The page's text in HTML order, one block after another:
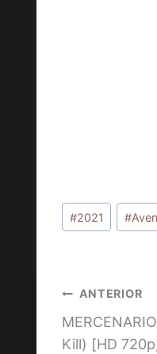
Etiquetas
de
#2021 #
de
ANTERIOR
Kill) [HD